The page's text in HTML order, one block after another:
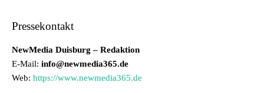
Pressekontakt
NewMedia Duisburg – Redaktion
E-Mail: info@newmedia365.de
Web: https://www.newmedia365.de